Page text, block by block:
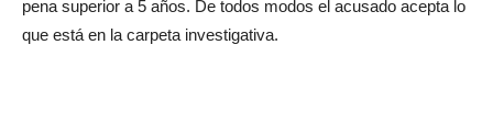
pena superior a 5 años. De todos modos el acusado acepta lo
que está en la carpeta investigativa.